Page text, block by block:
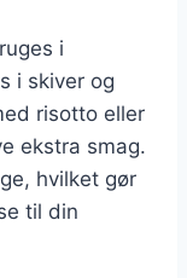
i
i skiver og
risotto eller
ekstra smag.
hvilket gør
til din